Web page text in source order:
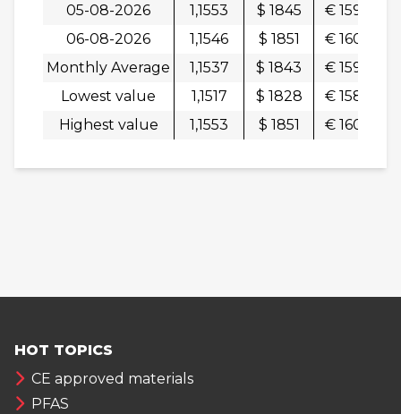
05-08-2026
1,1553 $ 1845 € 1597
06-08-2026
1,1546 $ 1851 € 1604
Monthly Average
1,1537 $ 1843
€ 1598
Lowest value
1,1517 $ 1828
€ 1586
Highest value
1,1553 $ 1851 € 1604
HOT TOPICS
CE approved materials
PFAS